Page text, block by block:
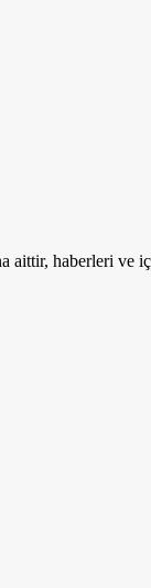
aittir, haberleri ve